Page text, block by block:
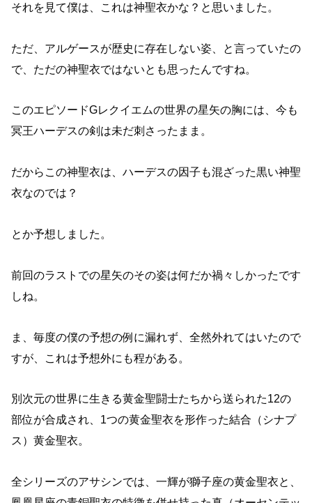
それを見て僕は、これは神聖衣かな？と思いました。
ただ、アルゲースが歴史に存在しない姿、と言っていたの
で、ただの神聖衣ではないとも思ったんですね。
このエピソードGレクイエムの世界の星矢の胸には、今も
冥王ハーデスの剣は未だ刺さったまま。
だからこの神聖衣は、ハーデスの因子も混ざった黒い神聖
衣なのでは？
とか予想しました。
前回のラストでの星矢のその姿は何だか禍々しかったです
しね。
ま、毎度の僕の予想の例に漏れず、全然外れてはいたので
すが、これは予想外にも程がある。
別次元の世界に生きる黄金聖闘士たちから送られた12の
部位が合成され、1つの黄金聖衣を形作った結合（シナプ
ス）黄金聖衣。
全シリーズのアサシンでは、一輝が獅子座の黄金聖衣と、